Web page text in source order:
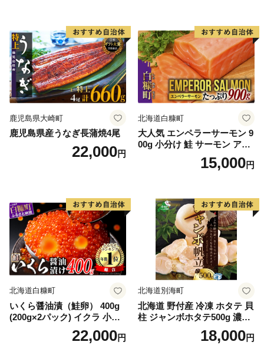
鹿児島県大崎町
鹿児島県産うなぎ長蒲焼4尾
22,000円
北海道白糠町
大人気 エンペラーサーモン 9
00g 小分け 鮭 サーモン アト
ランティックサーモン 水産
庁長官賞 受賞 さけ シャケ し
満足 美味しい 贈答 生食用 刺
身 お刺身 刺し身 魚介類 海鮮
冷凍 厚切り 薄切り ふるさと
納税 ふるさとチョイス チョ
イス 北海道 白糠町
15,000円
北海道白糠町
いくら醤油漬（鮭卵） 400g
(200g×2パック) イクラ 小分
け いくら醤油漬 鮭いくら い
くら醤油漬け 鮭 鮭卵 ikura
22,000円
北海道別海町
北海道 野付産 冷凍 ホタテ 貝
柱 ジャンボホタテ500g 濃厚
な旨味と甘み （ほたて ホタ
テ 帆立 貝柱 ホタテ貝柱 大玉
18,000円